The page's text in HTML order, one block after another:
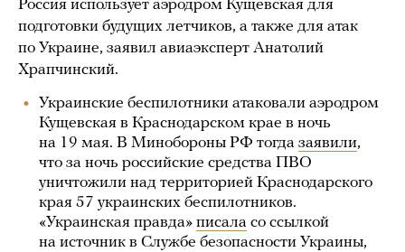
Россия использует аэродром Кущевская для
подготовки будущих летчиков, а также для атак
по Украине, заявил авиаэксперт Анатолий
Храпчинский.
Украинские беспилотники атаковали аэродром
Кущевская в Краснодарском крае в ночь
на 19 мая. В Минобороны РФ тогда заявили,
что за ночь российские средства ПВО
уничтожили над территорией Краснодарского
края 57 украинских беспилотников.
«Украинская правда» писала со ссылкой
на источник в Службе безопасности Украины,